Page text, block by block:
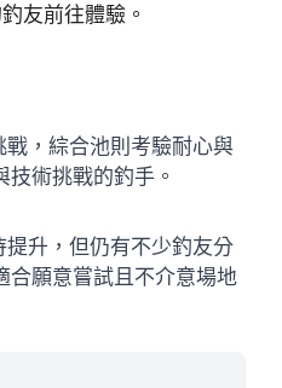
友前往體驗。
，綜合池則考驗耐心與
術挑戰的釣手。
升，但仍有不少釣友分
合願意嘗試且不介意場地